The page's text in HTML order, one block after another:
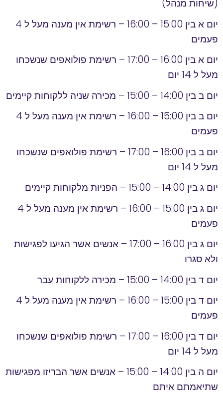
(שיחות מנהל)
יום א בין 15:00 – 16:00 – רשימת אין מענה מעל ל 4
פעמים
יום א בין 16:00 – 17:00 – רשימת פולואפים שנשכחו
מעל ל 14 יום
יום ב בין 14:00 – 15:00 – מכירה שניה ללקוחות קיימים
יום ב בין 15:00 – 16:00 – רשימת אין מענה מעל ל 4
פעמים
יום ב בין 16:00 – 17:00 – רשימת פולואפים שנשכחו
מעל ל 14 יום
יום ג בין 14:00 – 15:00 – הפניות מלקוחות קיימים
יום ג בין 15:00 – 16:00 – רשימת אין מענה מעל ל 4
פעמים
יום ג בין 16:00 – 17:00 – אנשים אשר הגיעו לפגישות
ולא סגרו
יום ד בין 14:00 – 15:00 – מכירה ללקוחות עבר
יום ד בין 15:00 – 16:00 – רשימת אין מענה מעל ל 4
פעמים
יום ד בין 16:00 – 17:00 – רשימת פולואפים שנשכחו
מעל ל 14 יום
יום ה בין 14:00 – 15:00 – אנשים אשר הבריזו מפגישות
שתיאמתם איתם